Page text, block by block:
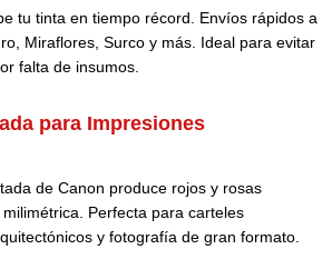
tu tinta en tiempo récord. Envíos rápidos a
Miraflores, Surco y más. Ideal para evitar
falta de insumos.
para Impresiones
de Canon produce rojos y rosas
Perfecta para carteles
y fotografía de gran formato.